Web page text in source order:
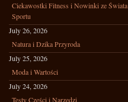
Ciekawostki Fitness i Nowinki ze Świata
Sportu
July 26, 2026
Natura i Dzika Przyroda
July 25, 2026
Moda i Wartości
July 24, 2026
Testy Części i Narzędzi